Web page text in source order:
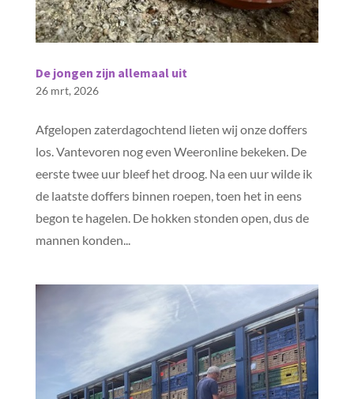
De jongen zijn allemaal uit
26 mrt, 2026
Afgelopen zaterdagochtend lieten wij onze doffers
los. Vantevoren nog even Weeronline bekeken. De
eerste twee uur bleef het droog. Na een uur wilde ik
de laatste doffers binnen roepen, toen het in eens
begon te hagelen. De hokken stonden open, dus de
mannen konden...